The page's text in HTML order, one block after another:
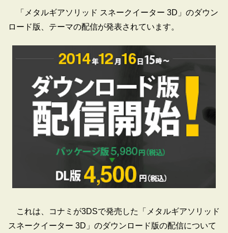
「メタルギアソリッド スネークイーター 3D」のダウン
ロード版、テーマの配信が発表されています。
これは、コナミが3DSで発売した「メタルギアソリッド
スネークイーター 3D」のダウンロード版の配信について